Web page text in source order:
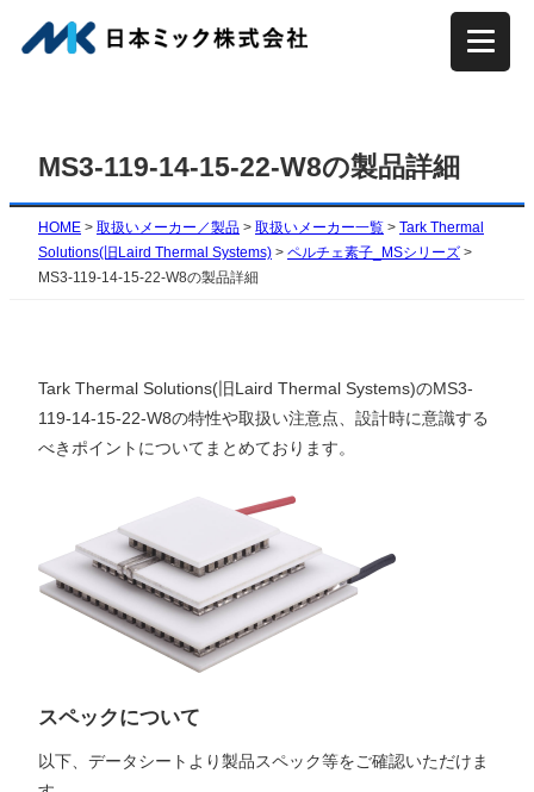
容
プ
MS3-119-14-15-22-W8の製品詳細
HOME > 取扱いメーカー／製品 > 取扱いメーカー一覧 > Tark Thermal
Solutions(旧Laird Thermal Systems) > ペルチェ素子_MSシリーズ >
MS3-119-14-15-22-W8の製品詳細
Tark Thermal Solutions(旧Laird Thermal Systems)のMS3-
119-14-15-22-W8の特性や取扱い注意点、設計時に意識する
べきポイントについてまとめております。
スペックについて
以下、データシートより製品スペック等をご確認いただけま